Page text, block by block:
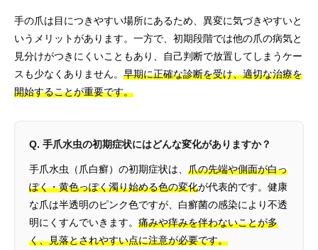
手の爪は目につきやすい場所にあるため、異変に気づきやすいと
いうメリットがあります。一方で、初期段階では他の爪の病気と
見分けがつきにくいこともあり、自己判断で放置してしまうケー
スも少なくありません。 早期に正確な診断を受け、適切な治療を
開始することが重要です。
Q. 手爪水虫の初期症状にはどんな変化がありますか？
手爪水虫（爪白癬）の初期症状は、 爪の先端や側面が白っ
ぽく・黄色っぽく濁り始める色の変化が代表的です。健康
な爪は半透明のピンク色ですが、白癬菌の感染により不透
明にくすんでいきます。 痛みや痒みを伴わないことが多
く、見落とされやすい点に注意が必要です。